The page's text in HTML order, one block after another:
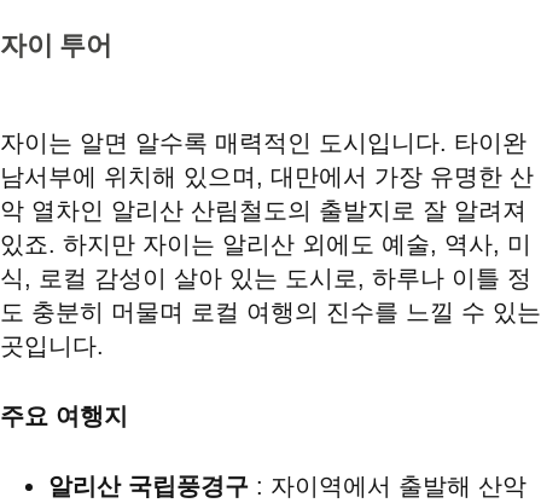
자이 투어
자이는 알면 알수록 매력적인 도시입니다. 타이완
남서부에 위치해 있으며, 대만에서 가장 유명한 산
악 열차인 알리산 산림철도의 출발지로 잘 알려져
있죠. 하지만 자이는 알리산 외에도 예술, 역사, 미
식, 로컬 감성이 살아 있는 도시로, 하루나 이틀 정
도 충분히 머물며 로컬 여행의 진수를 느낄 수 있는
곳입니다.
주요 여행지
알리산 국립풍경구 : 자이역에서 출발해 산악